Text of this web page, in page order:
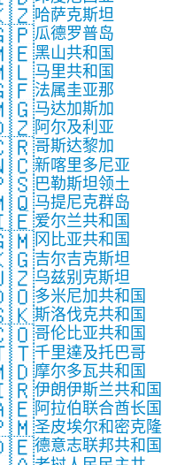
哈萨克斯坦
瓜德罗普岛
黑山共和国
马里共和国
法属圭亚那
马达加斯加
阿尔及利亚
哥斯达黎加
新喀里多尼亚
巴勒斯坦领土
马提尼克群岛
爱尔兰共和国
冈比亚共和国
吉尔吉克斯坦
乌兹别克斯坦
多米尼加共和国
斯洛伐克共和国
哥伦比亚共和国
千里達及托巴哥
摩尔多瓦共和国
伊朗伊斯兰共和国
阿拉伯联合酋长国
圣皮埃尔和密克隆
德意志联邦共和国